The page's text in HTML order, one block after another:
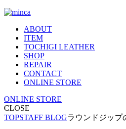
ABOUT
ITEM
TOCHIGI LEATHER
SHOP
REPAIR
CONTACT
ONLINE STORE
ONLINE STORE
CLOSE
TOPSTAFF BLOGラウンドジップ